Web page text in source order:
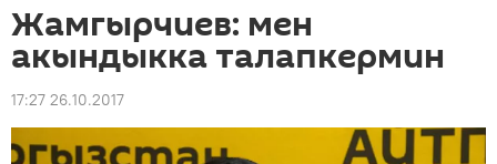
Жамгырчиев: мен
акындыкка талапкермин
17:27 26.10.2017